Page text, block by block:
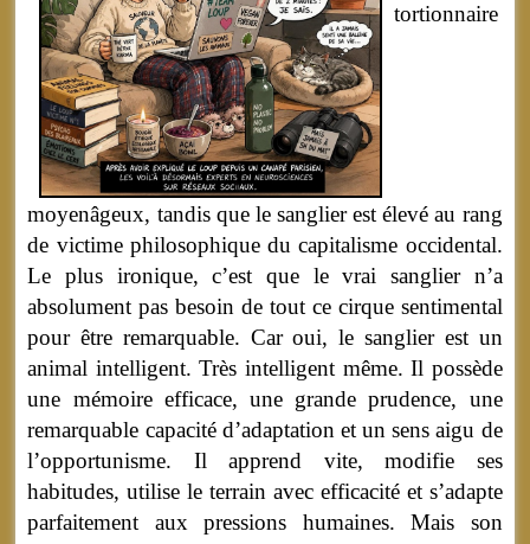
tortionnaire
moyenâgeux, tandis que le sanglier est élevé au rang
de victime philosophique du capitalisme occidental.
Le plus ironique, c’est que le vrai sanglier n’a
absolument pas besoin de tout ce cirque sentimental
pour être remarquable. Car oui, le sanglier est un
animal intelligent. Très intelligent même. Il possède
une mémoire efficace, une grande prudence, une
remarquable capacité d’adaptation et un sens aigu de
l’opportunisme. Il apprend vite, modifie ses
habitudes, utilise le terrain avec efficacité et s’adapte
parfaitement aux pressions humaines. Mais son